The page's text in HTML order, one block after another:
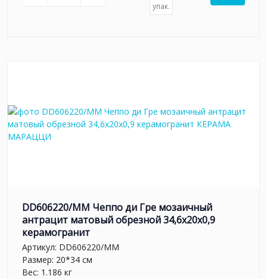
упак.
DD606220/MM Чеппо ди Гре мозаичный
антрацит матовый обрезной 34,6x20x0,9
керамогранит
Артикул: DD606220/MM
Размер: 20*34 см
Вес: 1.186 кг